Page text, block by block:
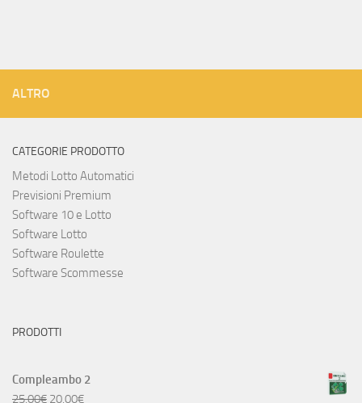
ALTRO
CATEGORIE PRODOTTO
Metodi Lotto Automatici
Previsioni Premium
Software 10 e Lotto
Software Lotto
Software Roulette
Software Scommesse
PRODOTTI
Compleambo 2
25,00€ 20,00€